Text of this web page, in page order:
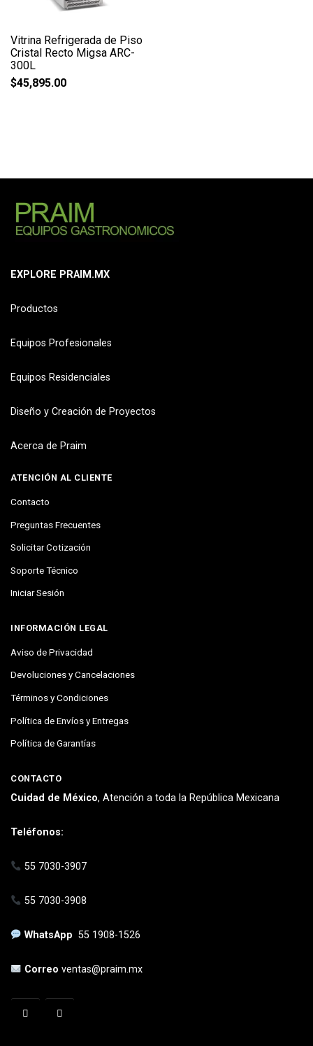
Vitrina Refrigerada de Piso
Cristal Recto Migsa ARC-
300L
$45,895.00
EXPLORE PRAIM.MX
Productos
Equipos Profesionales
Equipos Residenciales
Diseño y Creación de Proyectos
Acerca de Praim
ATENCIÓN AL CLIENTE
Contacto
Preguntas Frecuentes
Solicitar Cotización
Soporte Técnico
Iniciar Sesión
INFORMACIÓN LEGAL
Aviso de Privacidad
Devoluciones y Cancelaciones
Términos y Condiciones
Política de Envíos y Entregas
Política de Garantías
CONTACTO
Cuidad de México, Atención a toda la República Mexicana
Teléfonos:
55 7030-3907
55 7030-3908
WhatsApp55 1908-1526
Correoventas@praim.mx